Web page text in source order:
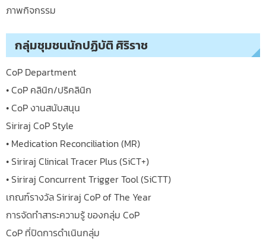
ภาพกิจกรรม
กลุ่มชุมชนนักปฏิบัติ ศิริราช
CoP Department
• CoP คลินิก/ปริคลินิก
• CoP งานสนับสนุน
Siriraj CoP Style
• Medication Reconciliation (MR)
• Siriraj Clinical Tracer Plus (SiCT+)
• Siriraj Concurrent Trigger Tool (SiCTT)
เกณฑ์รางวัล Siriraj CoP of The Year
การจัดทำสาระความรู้ ของกลุ่ม CoP
CoP ที่ปิดการดำเนินกลุ่ม